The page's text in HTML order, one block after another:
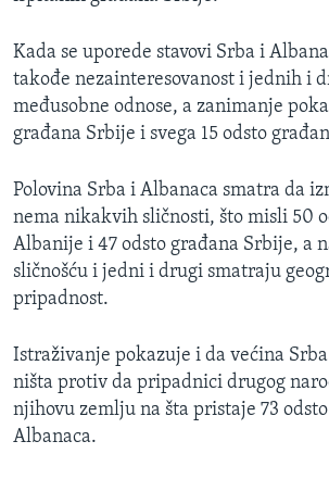
Kada se uporede stavovi Srba i
takođe nezainteresovanost i jednih i
međusobne odnose, a zanimanje
građana Srbije i svega 15 odsto
Polovina Srba i Albanaca smatra da
nema nikakvih sličnosti, što misli 50
Albanije i 47 odsto građana Srbije, a
sličnošću i jedni i drugi smatraju
pripadnost.
Istraživanje pokazuje i da većina
ništa protiv da pripadnici drugog
njihovu zemlju na šta pristaje 73
Albanaca.